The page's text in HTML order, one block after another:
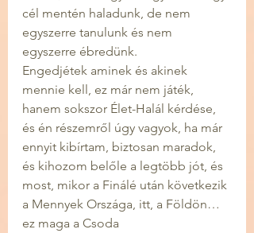
cél mentén haladunk, de nem
egyszerre tanulunk és nem
egyszerre ébredünk.
Engedjétek aminek és akinek
mennie kell, ez már nem játék,
hanem sokszor Élet-Halál kérdése,
és én részemről úgy vagyok, ha már
ennyit kibírtam, biztosan maradok,
és kihozom belőle a legtöbb jót, és
most, mikor a Finálé után következik
a Mennyek Országa, itt, a Földön…
ez maga a Csoda